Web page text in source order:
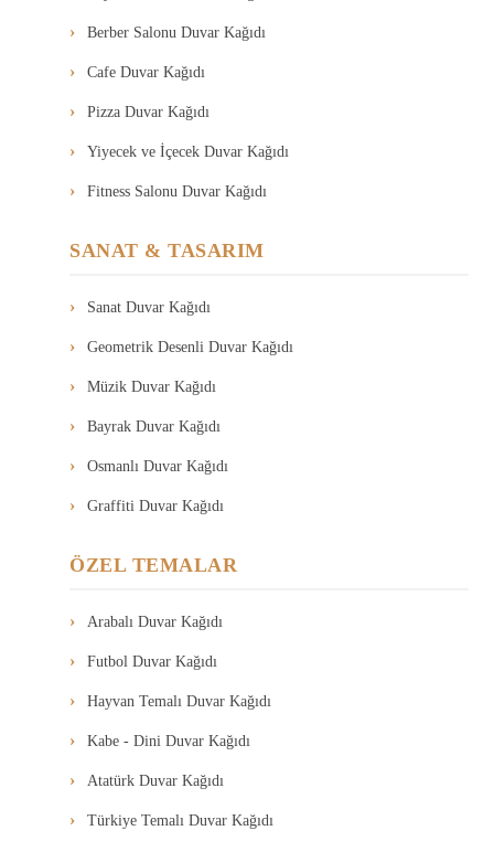
Berber Salonu Duvar Kağıdı
Cafe Duvar Kağıdı
Pizza Duvar Kağıdı
Yiyecek ve İçecek Duvar Kağıdı
Fitness Salonu Duvar Kağıdı
SANAT & TASARIM
Sanat Duvar Kağıdı
Geometrik Desenli Duvar Kağıdı
Müzik Duvar Kağıdı
Bayrak Duvar Kağıdı
Osmanlı Duvar Kağıdı
Graffiti Duvar Kağıdı
ÖZEL TEMALAR
Arabalı Duvar Kağıdı
Futbol Duvar Kağıdı
Hayvan Temalı Duvar Kağıdı
Kabe - Dini Duvar Kağıdı
Atatürk Duvar Kağıdı
Türkiye Temalı Duvar Kağıdı